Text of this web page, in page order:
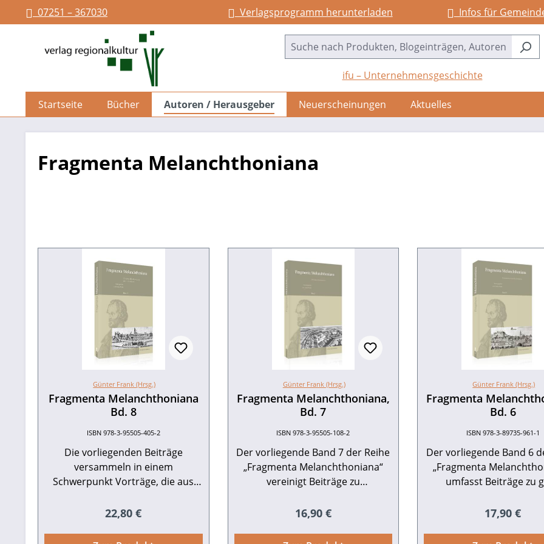
Zur Hauptnavigation springen
07251 – 367030 Verlagsprogramm herunterladen Infos für
ifu – Unternehmensgeschichte
Startseite Bücher Autoren / Herausgeber Neuerscheinungen Aktuelles
Fragmenta Melanchthoniana
Günter Frank (Hrsg.)
Fragmenta Melanchthoniana
Bd. 8
ISBN 978-3-95505-405-2
Die vorliegenden Beiträge
versammeln in einem
Schwerpunkt Vorträge, die aus
von Luthers Übersetzung des
Testament) im Jahr 2022
Regulärer Preis:
22,80 €
Günter Frank (Hrsg.)
Fragmenta Melanchthoniana,
Bd. 7
ISBN 978-3-95505-108-2
Der vorliegende Band 7 der Reihe
„Fragmenta Melanchthoniana“
vereinigt Beiträge zu
Melanchthonforschung: zunächst
des Jahres 2018, darüber hinaus
Regulärer Preis:
16,90 €
Günter Frank (Hrsg.)
Fragmenta
Bd. 6
ISBN 978-3-89735-961-1
Der vorliegende Band 6
„Fragmenta
umfasst Beiträge zu
Melanchthon- und
Kindheit und zum
Regulärer
17,90 €